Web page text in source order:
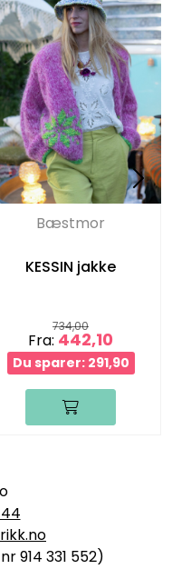
Bæstmor
KESSIN jakke
734,00
Fra: 442,10
Du sparer: 291,90
914 331 552)